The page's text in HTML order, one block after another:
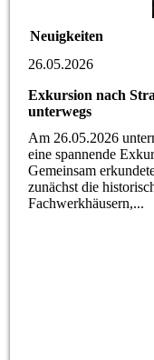
Neuigkeiten
26.05.2026
Exkursion nach
unterwegs
Am 26.05.2026
eine spannende
Gemeinsam
zunächst die